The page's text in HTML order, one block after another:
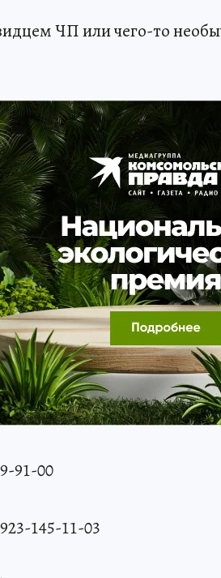
ЧП или чего-то
91-00
145-11-03